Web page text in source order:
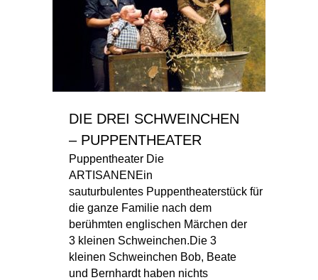
DIE DREI SCHWEINCHEN
– PUPPENTHEATER
Puppentheater Die
ARTISANENEin
sauturbulentes Puppentheaterstück für
die ganze Familie nach dem
berühmten englischen Märchen der
3 kleinen Schweinchen.Die 3
kleinen Schweinchen Bob, Beate
und Bernhardt haben nichts